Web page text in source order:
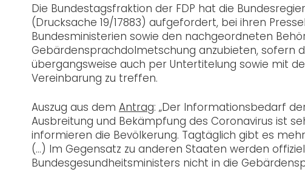
Die Bundestagsfraktion der FDP hat die
(Drucksache 19/17883) aufgefordert, bei ihren
Bundesministerien sowie den nachgeordneten
Gebärdensprachdolmetschung anzubieten, sofern
übergangsweise auch per Untertitelung sowie mit
Vereinbarung zu treffen.
Auszug aus dem Antrag: „Der Informationsbedarf
Ausbreitung und Bekämpfung des Coronavirus ist
informieren die Bevölkerung. Tagtäglich gibt es
(…) Im Gegensatz zu anderen Staaten werden
Bundesgesundheitsministers nicht in die